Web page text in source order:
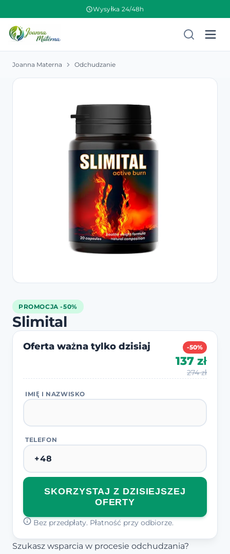
Wysyłka 24/48h
Joanna Materna Odchudzanie
PROMOCJA -50%
Slimital
Oferta ważna tylko dzisiaj -50%
137 zł
274 zł
IMIĘ I NAZWISKO
TELEFON
SKORZYSTAJ Z DZISIEJSZEJ
OFERTY
Bez przedpłaty. Płatność przy odbiorze.
Szukasz wsparcia w procesie odchudzania?